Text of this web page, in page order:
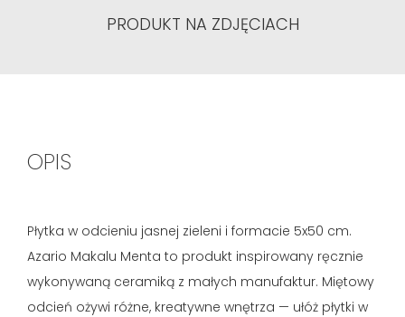
PRODUKT NA ZDJĘCIACH
OPIS
Płytka w odcieniu jasnej zieleni i formacie 5x50 cm.
Azario Makalu Menta to produkt inspirowany ręcznie
wykonywaną ceramiką z małych manufaktur. Miętowy
odcień ożywi różne, kreatywne wnętrza — ułóż płytki w